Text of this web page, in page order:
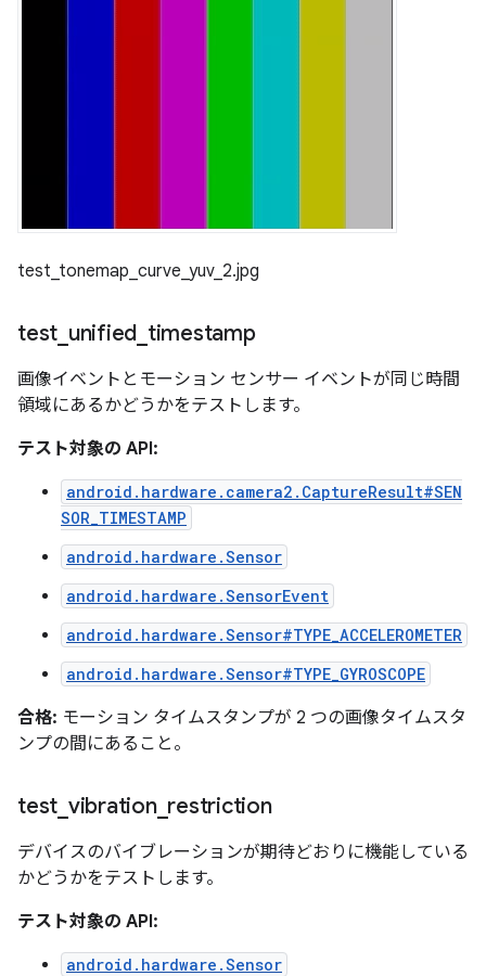
test_tonemap_curve_yuv_2.jpg
test unified timestamp
画像イベントとモーション センサー イベントが同じ時間
領域にあるかどうかをテストします。
テスト対象の API:
android.hardware.camera2.CaptureResult#SEN
SOR_TIMESTAMP
android.hardware.Sensor
android.hardware.SensorEvent
android.hardware.Sensor#TYPE_ACCELEROMETER
android.hardware.Sensor#TYPE_GYROSCOPE
合格: モーション タイムスタンプが 2 つの画像タイムスタ
ンプの間にあること。
test vibration_ restriction
デバイスのバイブレーションが期待どおりに機能している
かどうかをテストします。
テスト対象の API:
android.hardware.Sensor